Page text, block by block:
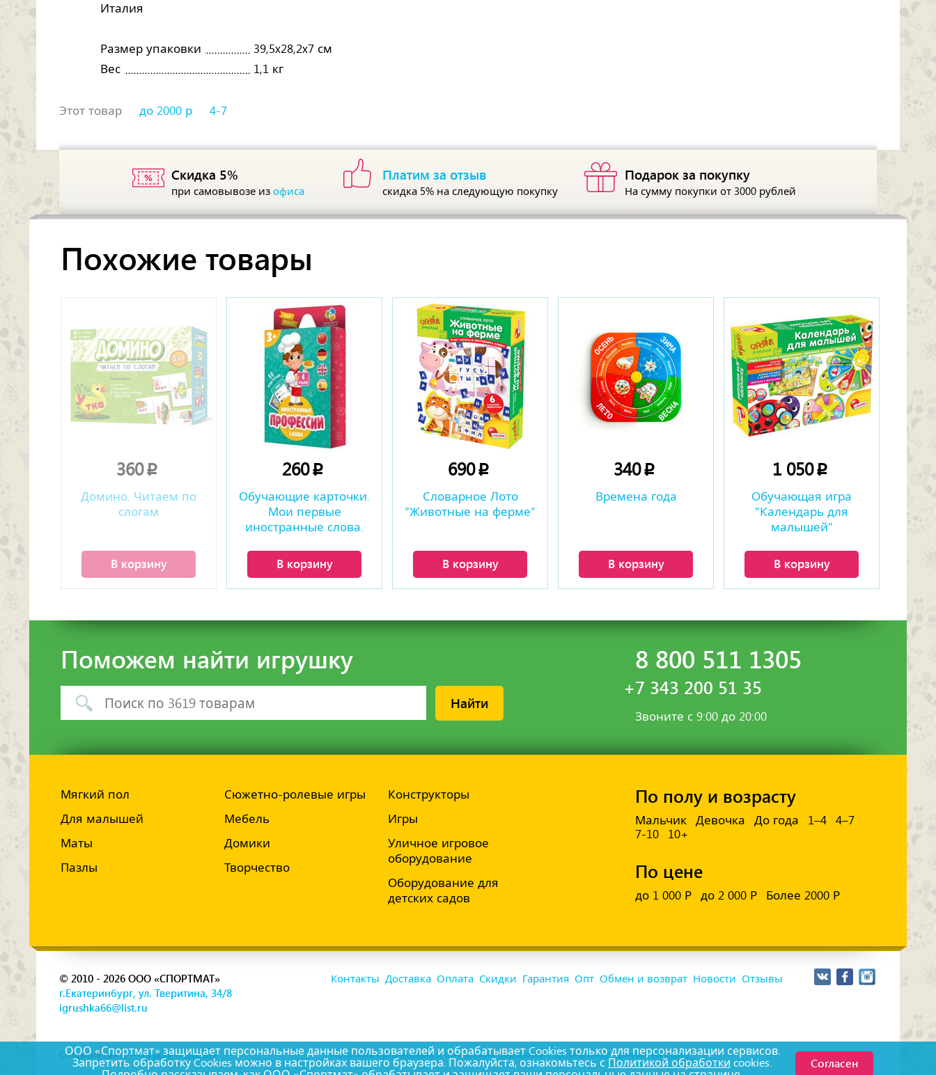
Италия
Размер упаковки
39,5x28,2x7 см
Вес
1,1 кг
Этот товар до 2000 р 4-7
Скидка 5%
при самовывозе изофиса
Платим за отзыв
скидка 5% на следующую покупку
Подарок за покупку
На сумму покупки от 3000 рублей
Похожие товары
360p
Домино. Читаем по
слогам
В корзину
260p
Обучающие карточки.
Мои первые
иностранные слова.
В корзину
690p
Словарное Лото
"Животные на ферме"
В корзину
340p
Времена года
В корзину
1 050p
Обучающая игра
"Календарь для
малышей"
В корзину
8 800 511 1305
+7 343 200 51 35
Звоните с 9:00 до 20:00
Поможем найти игрушку
Найти
По полу и возрасту
Мальчик Девочка До года 1–4
4–7
7-10
10+
По цене
до 1 000 Р до 2 000 Р Более 2000 Р
Мягкий пол
Для малышей
Маты
Пазлы
Сюжетно-ролевые игры
Мебель
Домики
Творчество
Конструкторы
Игры
Уличное игровое
оборудование
Оборудование для
детских садов
© 2010 - 2026 ООО «СПОРТМАТ»
г.Екатеринбург, ул. Тверитина, 34/8
igrushka66@list.ru
Контакты Доставка Оплата Скидки Гарантия Опт Обмен и возврат Новости Отзывы
Создание сайта —Студия «Adwant» Политика организации в отношении обработки персональных данных на сайте
ООО «Спортмат» защищает персональные данные пользователей и обрабатывает Cookies только для персонализации сервисов.
Запретить обработку Cookies можно в настройках вашего браузера. Пожалуйста, ознакомьтесь с Политикой обработки cookies.
Согласен